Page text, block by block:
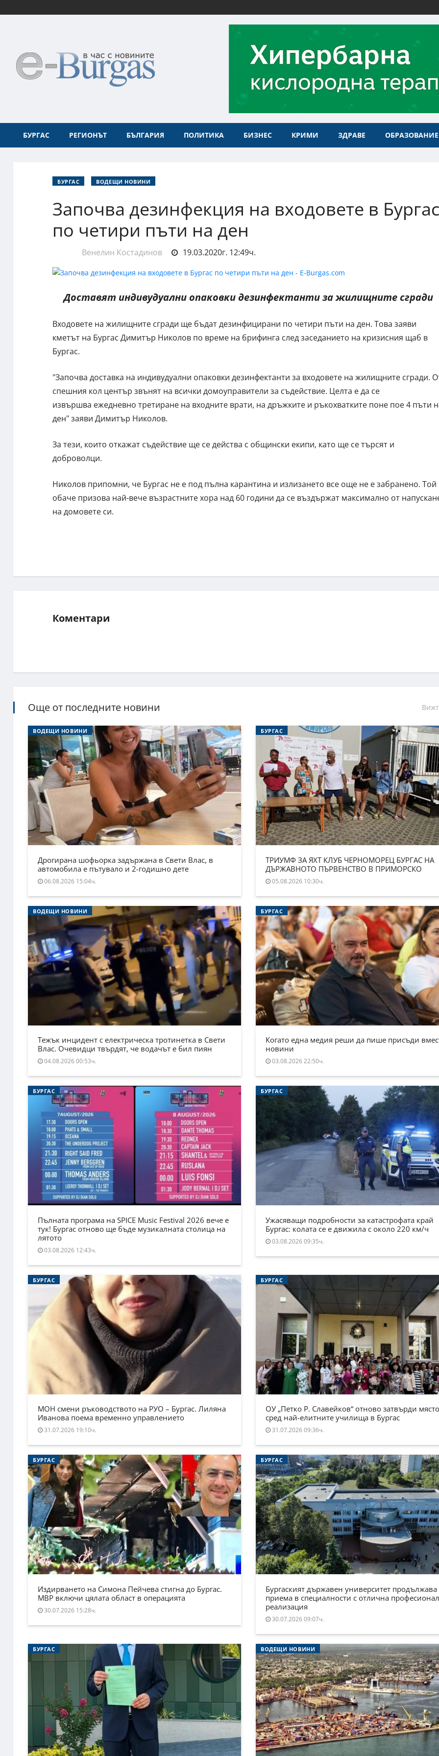
БУРГАС РЕГИОНЪТ БЪЛГАРИЯ ПОЛИТИКА БИЗНЕС КРИМИ ЗДРАВЕ ОБРАЗОВАНИЕ
БУРГАС ВОДЕЩИ НОВИНИ
Започва дезинфекция на входовете в Бургас
по четири пъти на ден
Венелин Костадинов 19.03.2020г. 12:49ч.
Доставят индивудуални опаковки дезинфектанти за жилищните сгради
Входовете на жилищните сгради ще бъдат дезинфицирани по четири пъти на ден. Това заяви
кметът на Бургас Димитър Николов по време на брифинга след заседанието на кризисния щаб в
Бургас.
"Започва доставка на индивудуални опаковки дезинфектанти за входовете на жилищните сгради.
спешния кол център звънят на всички домоуправители за съдействие. Целта е да се
извършва ежедневно третиране на входните врати, на дръжките и ръкохватките поне пое 4 пъти
ден" заяви Димитър Николов.
За тези, които откажат съдействие ще се действа с общински екипи, като ще се търсят и
доброволци.
Николов припомни, че Бургас не е под пълна карантина и излизането все още не е забранено. Той
обаче призова най-вече възрастните хора над 60 години да се въздържат максимално от
на домовете си.
Коментари
Още от последните новини
ВОДЕЩИ НОВИНИ
Дрогирана шофьорка задържана в Свети Влас, в
автомобила е пътувало и 2-годишно дете
06.08.2026 15:04ч.
БУРГАС
ТРИУМФ ЗА ЯХТ КЛУБ ЧЕРНОМОРЕЦ БУРГАС НА
ДЪРЖАВНОТО ПЪРВЕНСТВО В ПРИМОРСКО
05.08.2026 10:30ч.
ВОДЕЩИ НОВИНИ
Тежък инцидент с електрическа тротинетка в Свети
Влас. Очевидци твърдят, че водачът е бил пиян
04.08.2026 00:53ч.
БУРГАС
Когато една медия реши да пише присъди
новини
03.08.2026 22:50ч.
БУРГАС
Пълната програма на SPICE Music Festival 2026 вече е
тук! Бургас отново ще бъде музикалната столица на
лятото
03.08.2026 12:43ч.
БУРГАС
Ужасяващи подробности за катастрофата край
Бургас: колата се е движила с около 220 км/ч
03.08.2026 09:35ч.
БУРГАС
МОН смени ръководството на РУО – Бургас. Лиляна
Иванова поема временно управлението
31.07.2026 19:10ч.
БУРГАС
ОУ „Петко Р. Славейков“ отново затвърди
сред най-елитните училища в Бургас
31.07.2026 09:36ч.
БУРГАС
Издирването на Симона Пейчева стигна до Бургас.
МВР включи цялата област в операцията
30.07.2026 15:28ч.
БУРГАС
Бургаският държавен университет продължава
приема в специалности с отлична
реализация
30.07.2026 09:07ч.
БУРГАС ВОДЕЩИ НОВИНИ